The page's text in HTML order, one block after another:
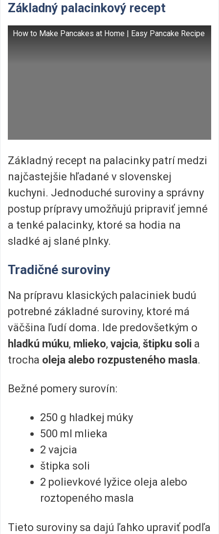
Základný palacinkový recept
How to Make Pancakes at Home | Easy Pancake Recipe
Základný recept na palacinky patrí medzi
najčastejšie hľadané v slovenskej
kuchyni. Jednoduché suroviny a správny
postup prípravy umožňujú pripraviť jemné
a tenké palacinky, ktoré sa hodia na
sladké aj slané plnky.
Tradičné suroviny
Na prípravu klasických palaciniek budú
potrebné základné suroviny, ktoré má
väčšina ľudí doma. Ide predovšetkým o
hladkú múku, mlieko, vajcia, štipku soli a
trocha oleja alebo rozpusteného masla.
Bežné pomery surovín:
250 g hladkej múky
500 ml mlieka
2 vajcia
štipka soli
2 polievkové lyžice oleja alebo
roztopeného masla
Tieto suroviny sa dajú ľahko upraviť podľa